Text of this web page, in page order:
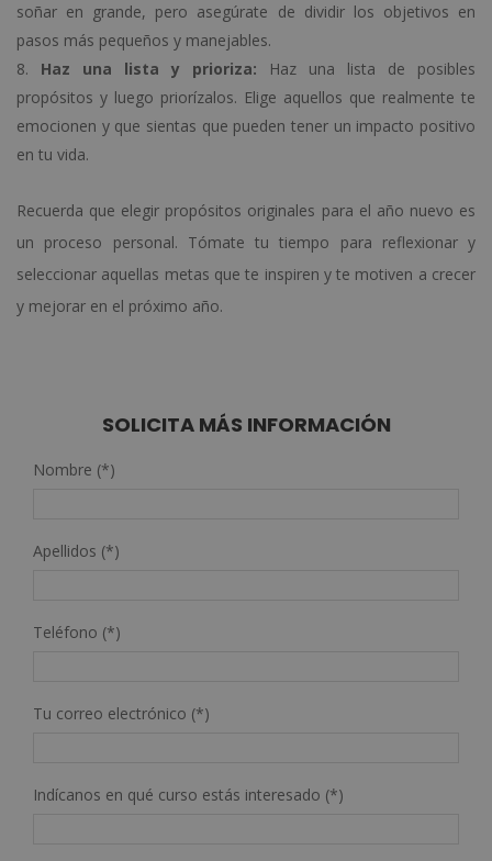
soñar en grande, pero asegúrate de dividir los objetivos en
pasos más pequeños y manejables.
Haz una lista y prioriza: Haz una lista de posibles
propósitos y luego priorízalos. Elige aquellos que realmente te
emocionen y que sientas que pueden tener un impacto positivo
en tu vida.
Recuerda que elegir propósitos originales para el año nuevo es
un proceso personal. Tómate tu tiempo para reflexionar y
seleccionar aquellas metas que te inspiren y te motiven a crecer
y mejorar en el próximo año.
SOLICITA MÁS INFORMACIÓN
Nombre (*)
Apellidos (*)
Teléfono (*)
Tu correo electrónico (*)
Indícanos en qué curso estás interesado (*)